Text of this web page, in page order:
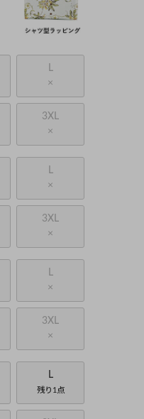
×
3XL
×
×
3XL
×
×
3XL
×
L
残り1点